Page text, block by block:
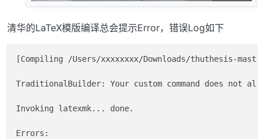
清华的LaTeX模版编译总会提示Error，错误Log如下
[Compiling /Users/xxxxxxxx/Downloads/thuthesis-
TraditionalBuilder: Your custom command does not
Invoking latexmk... done.
Errors: